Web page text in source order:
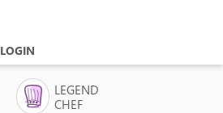
LOGIN
LEGEND
CHEF